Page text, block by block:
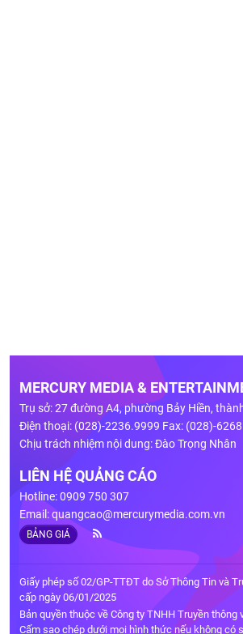
MERCURY MEDIA &
Trụ sở: 27 đường A4, phường Bảy Hiền,
Điện thoại: (028)-2236.9999 Fax: (028)-
Chịu trách nhiệm nội dung: Đào Trọng Nhân
LIÊN HỆ QUẢNG CÁO
Hotline: 0909 750 307
Email:quangcao@mercurymedia.com.vn
BẢNG GIÁ
Giấy phép số 02/GP-TTĐT do Sở Thông Tin và
cấp ngày 06/01/2025
Bản quyền thuộc về Công ty TNHH Truyền thông
Cấm sao chép dưới mọi hình thức nếu không có